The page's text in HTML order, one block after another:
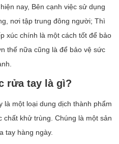
nay, Bên cạnh việc sử dụng
nơi tập trung đông người; Thì
xúc chính là một cách tốt để bảo
thế nữa cũng là để bảo vệ sức
rửa tay là gì?
một loại dung dịch thành phẩm
chất khử trùng. Chúng là một sản
tay hàng ngày.